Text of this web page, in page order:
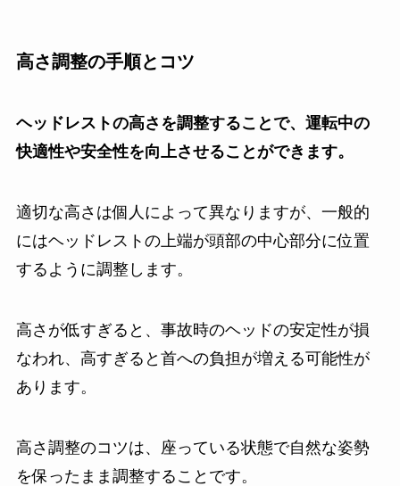
高さ調整の手順とコツ
ヘッドレストの高さを調整することで、運転中の
快適性や安全性を向上させることができます。
適切な高さは個人によって異なりますが、一般的
にはヘッドレストの上端が頭部の中心部分に位置
するように調整します。
高さが低すぎると、事故時のヘッドの安定性が損
なわれ、高すぎると首への負担が増える可能性が
あります。
高さ調整のコツは、
座っている状態で自然な姿勢
を保ったまま調整することです。